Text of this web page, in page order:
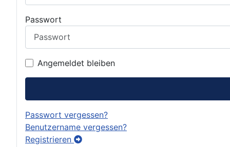
Passwort
Angemeldet bleiben
Passwort vergessen?
Benutzername vergessen?
Registrieren